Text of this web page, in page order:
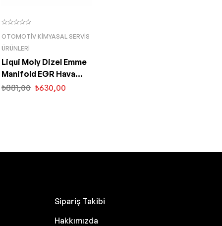
OTOMOTIV KIMYASAL SERVIS
ÜRÜNLERI
Liqui Moly Dizel Emme
Manifold EGR Hava
Temizleyici 400 ML
₺881,00 ₺630,00
Sipariş Takibi
Hakkımızda